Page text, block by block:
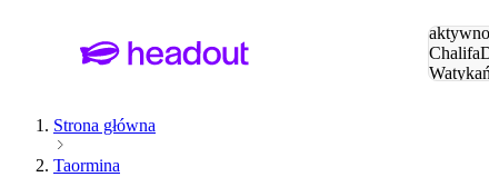
Chalifa
Strona główna
Taormina